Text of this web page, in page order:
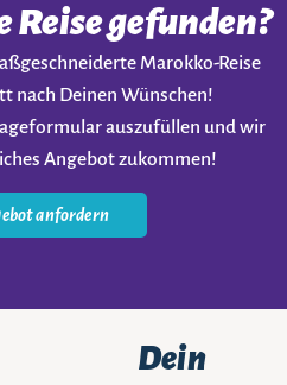
Reise gefunden?
Marokko-Reise
nach Deinen Wünschen!
auszufüllen und wir
Angebot zukommen!
anfordern
Dein